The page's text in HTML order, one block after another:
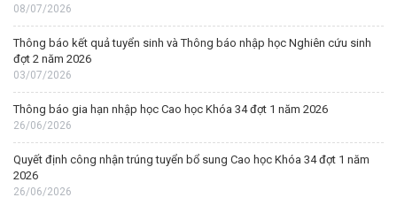
08/07/2026
Thông báo kết quả tuyển sinh và Thông báo nhập học Nghiên cứu sinh
đợt 2 năm 2026
03/07/2026
Thông báo gia hạn nhập học Cao học Khóa 34 đợt 1 năm 2026
26/06/2026
Quyết định công nhận trúng tuyển bổ sung Cao học Khóa 34 đợt 1 năm
2026
26/06/2026